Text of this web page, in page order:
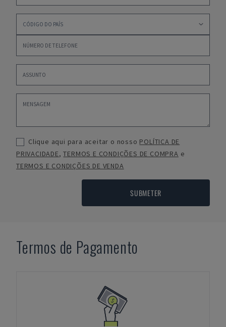
Clique aqui para aceitar o nosso POLÍTICA DE
PRIVACIDADE,TERMOS E CONDIÇÕES DE COMPRA e
TERMOS E CONDIÇÕES DE VENDA
SUBMETER
Termos de Pagamento